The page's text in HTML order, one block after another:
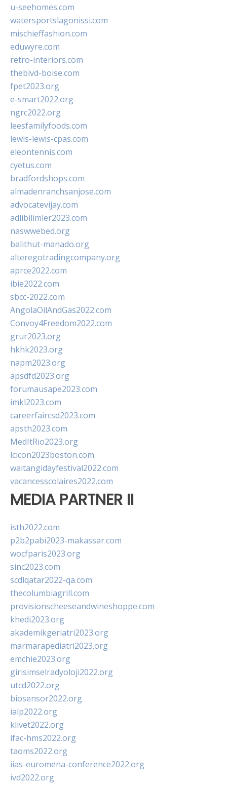
u-seehomes.com
watersportslagonissi.com
mischieffashion.com
eduwyre.com
retro-interiors.com
theblvd-boise.com
fpet2023.org
e-smart2022.org
ngrc2022.org
leesfamilyfoods.com
lewis-lewis-cpas.com
eleontennis.com
cyetus.com
bradfordshops.com
almadenranchsanjose.com
advocatevijay.com
adlibilimler2023.com
naswwebed.org
balithut-manado.org
alteregotradingcompany.org
aprce2022.com
ibie2022.com
sbcc-2022.com
AngolaOilAndGas2022.com
Convoy4Freedom2022.com
grur2023.org
hkhk2023.org
napm2023.org
apsdfd2023.org
forumausape2023.com
imkl2023.com
careerfaircsd2023.com
apsth2023.com
MedItRio2023.org
lcicon2023boston.com
waitangidayfestival2022.com
vacancesscolaires2022.com
MEDIA PARTNER II
isth2022.com
p2b2pabi2023-makassar.com
wocfparis2023.org
sinc2023.com
scdlqatar2022-qa.com
thecolumbiagrill.com
provisionscheeseandwineshoppe.com
khedi2023.org
akademikgeriatri2023.org
marmarapediatri2023.org
emchie2023.org
girisimselradyoloji2022.org
utcd2022.org
biosensor2022.org
ialp2022.org
klivet2022.org
ifac-hms2022.org
taoms2022.org
iias-euromena-conference2022.org
ivd2022.org